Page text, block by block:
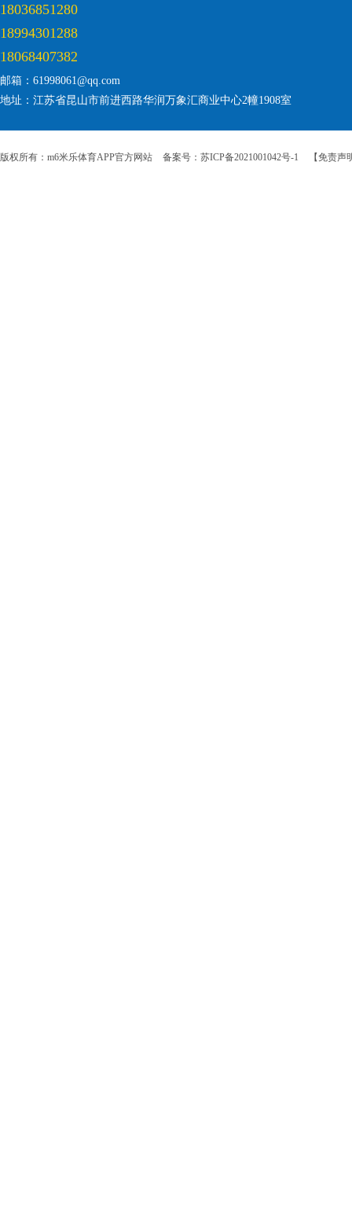
18036851280
18994301288
18068407382
邮箱：61998061@qq.com
地址：江苏省昆山市前进西路华润万象汇商业中心2幢1908室
版权所有：m6米乐体育APP官方网站 备案号：苏ICP备2021001042号-1 【免责声